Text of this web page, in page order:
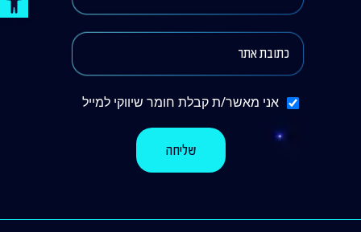
אני מאשר/ת קבלת חומר שיווקי למייל